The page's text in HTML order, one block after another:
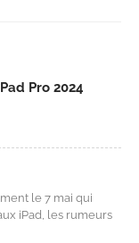
Pro 2024
le 7 mai qui
iPad, les rumeurs